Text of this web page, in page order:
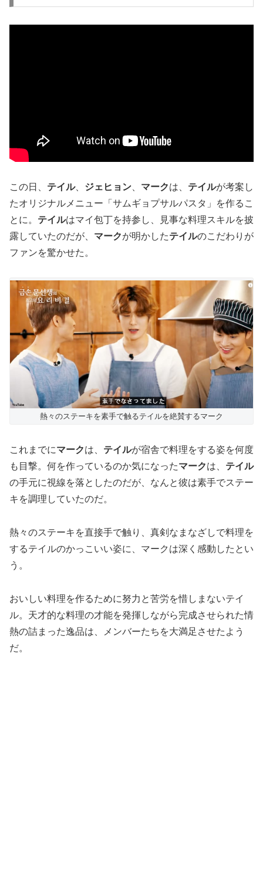
この日、 テイル、 ジェヒョン マークは、 テイルが考案し
たオリジナルメニュー「サムギョプサルパスタ」を作るこ
とに。 テイルはマイ包丁を持参し、見事な料理スキルを披
露していたのだが、 マークが明かしたテイルのこだわりが
ファンを驚かせた。
熱々のステーキを素手で触るテイルを絶賛するマーク
これまでにマークは、 テイルが宿舎で料理をする姿を何度
も目撃。何を作っているのか気になったマークは、 テイル
の手元に視線を落としたのだが、なんと彼は素手でステー
キを調理していたのだ。
熱々のステーキを直接手で触り、真剣なまなざしで料理を
するテイルのかっこいい姿に、マークは深く感動したとい
う。
おいしい料理を作るために努力と苦労を惜しまないテイ
ル。天才的な料理の才能を発揮しながら完成させられた情
熱の詰まった逸品は、メンバーたちを大満足させたよう
だ。